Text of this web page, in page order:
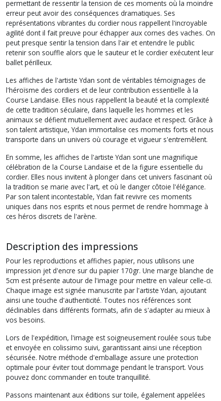
permettant de ressentir la tension de ces moments où la moindre
erreur peut avoir des conséquences dramatiques. Ses
représentations vibrantes du cordier nous rappellent l'incroyable
agilité dont il fait preuve pour échapper aux cornes des vaches. On
peut presque sentir la tension dans l'air et entendre le public
retenir son souffle alors que le sauteur et le cordier exécutent leur
ballet périlleux.
Les affiches de l'artiste Ydan sont de véritables témoignages de
l'héroïsme des cordiers et de leur contribution essentielle à la
Course Landaise. Elles nous rappellent la beauté et la complexité
de cette tradition séculaire, dans laquelle les hommes et les
animaux se défient mutuellement avec audace et respect. Grâce à
son talent artistique, Ydan immortalise ces moments forts et nous
transporte dans un univers où courage et vigueur s'entremêlent.
En somme, les affiches de l'artiste Ydan sont une magnifique
célébration de la Course Landaise et de la figure essentielle du
cordier. Elles nous invitent à plonger dans cet univers fascinant où
la tradition se marie avec l'art, et où le danger côtoie l'élégance.
Par son talent incontestable, Ydan fait revivre ces moments
uniques dans nos esprits et nous permet de rendre hommage à
ces héros discrets de l'arène.
Description des impressions
Pour les reproductions et affiches papier, nous utilisons une
impression jet d'encre sur du papier 170gr. Une marge blanche de
5cm est présente autour de l'image pour mettre en valeur celle-ci.
Chaque image est signée manuscrite par l'artiste Ydan, ajoutant
ainsi une touche d'authenticité. Toutes nos références sont
déclinables dans différents formats, afin de s'adapter au mieux à
vos besoins.
Lors de l'expédition, l'image est soigneusement roulée sous tube
et envoyée en colissimo suivi, garantissant ainsi une réception
sécurisée. Notre méthode d'emballage assure une protection
optimale pour éviter tout dommage pendant le transport. Vous
pouvez donc commander en toute tranquillité.
Passons maintenant aux éditions sur toile, également appelées